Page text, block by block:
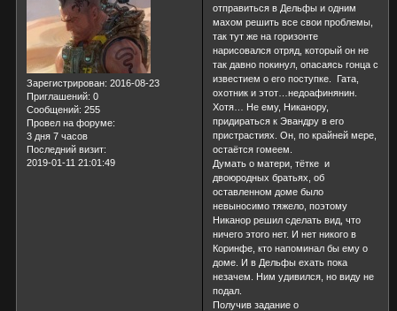
Зарегистрирован: 2016-08-23
Приглашений: 0
Сообщений: 255
Провел на форуме:
3 дня 7 часов
Последний визит:
2019-01-11 21:01:49
отправиться в Дельфы и одним
махом решить все свои проблемы,
так тут же на горизонте
нарисовался отряд, который он не
так давно покинул, опасаясь гонца с
известием о его поступке. Гата,
охотник и этот…недоафинянин.
Хотя… Не ему, Никанору,
придираться к Эвандру в его
пристрастиях. Он, по крайней мере,
остаётся гомеем.
Думать о матери, тётке и
двоюродных братьях, об
оставленном доме было
невыносимо тяжело, поэтому
Никанор решил сделать вид, что
ничего этого нет. И нет никого в
Коринфе, кто напоминал бы ему о
доме. И в Дельфы ехать пока
незачем. Ним удивился, но виду не
подал.
Получив задание о